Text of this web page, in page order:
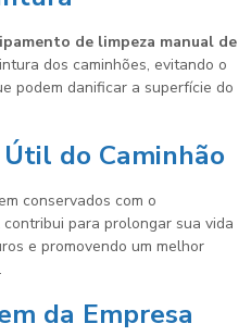
de limpeza manual de
dos caminhões, evitando o
podem danificar a superfície do
do Caminhão
conservados com o
para prolongar sua vida
e promovendo um melhor
da Empresa